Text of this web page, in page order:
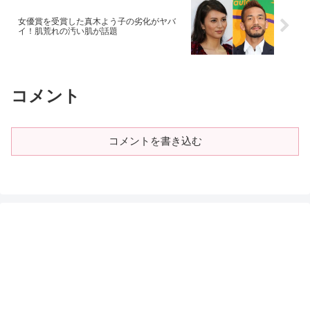
女優賞を受賞した真木よう子の劣化がヤバ
イ！肌荒れの汚い肌が話題
コメント
コメントを書き込む